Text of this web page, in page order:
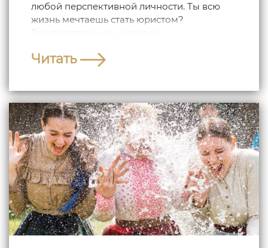
любой перспективной личности. Ты всю
жизнь мечтаешь стать юристом?
Государственные универси...
Читать